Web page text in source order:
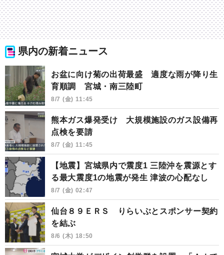
県内の新着ニュース
お盆に向け菊の出荷最盛 適度な雨が降り生
育順調 宮城・南三陸町
8/7 (金) 11:45
熊本ガス爆発受け 大規模施設のガス設備再
点検を要請
8/7 (金) 11:45
【地震】宮城県内で震度1 三陸沖を震源とす
る最大震度1の地震が発生 津波の心配なし
8/7 (金) 02:47
仙台８９ＥＲＳ りらいぶとスポンサー契約
を結ぶ
8/6 (木) 18:50